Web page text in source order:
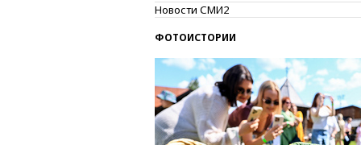
Новости СМИ2
ФОТОИСТОРИИ